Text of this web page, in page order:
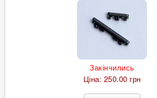
Закінчились
Ціна: 250.00 грн